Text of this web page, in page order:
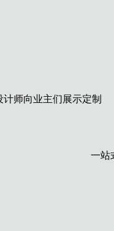
师向业主们展示定制